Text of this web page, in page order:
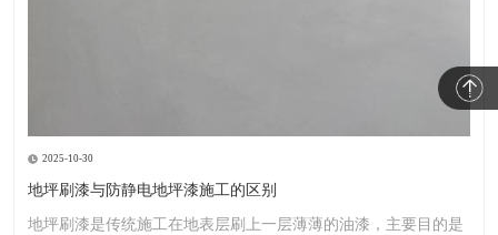
2025-10-30
地坪刷漆与防静电地坪漆施工的区别
地坪刷漆是传统施工在地表层刷上一层薄薄的油漆，主要目的是